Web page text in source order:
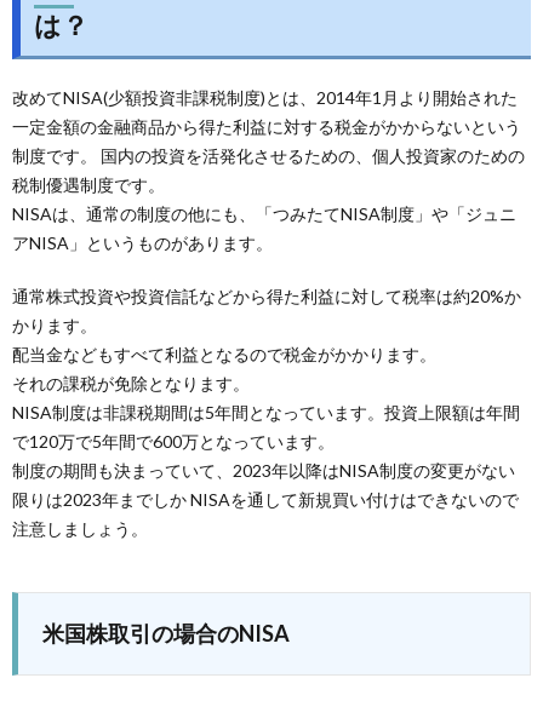
は？
改めてNISA(少額投資非課税制度)とは、2014年1月より開始された
一定金額の金融商品から得た利益に対する税金がかからないという
制度です。 国内の投資を活発化させるための、個人投資家のための
税制優遇制度です。
NISAは、通常の制度の他にも、「つみたてNISA制度」や「ジュニ
アNISA」というものがあります。
通常株式投資や投資信託などから得た利益に対して税率は約20%か
かります。
配当金などもすべて利益となるので税金がかかります。
それの課税が免除となります。
NISA制度は非課税期間は5年間となっています。投資上限額は年間
で120万で5年間で600万となっています。
制度の期間も決まっていて、2023年以降はNISA制度の変更がない
限りは2023年までしか NISAを通して新規買い付けはできないので
注意しましょう。
米国株取引の場合のNISA